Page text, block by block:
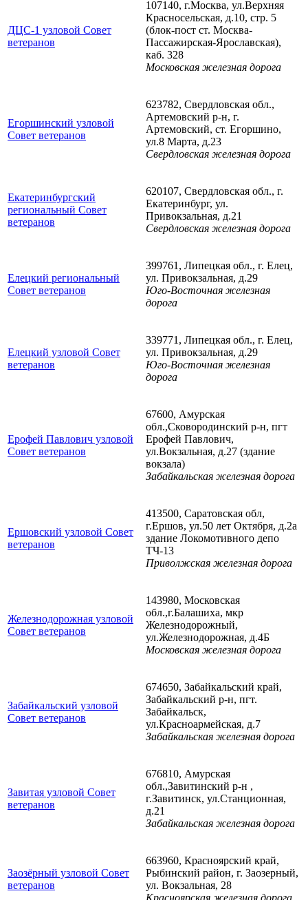
ДЦС-1 узловой Совет
ветеранов
107140, г.Москва, ул.Верхняя
Красносельская, д.10, стр. 5
(блок-пост ст. Москва-
Пассажирская-Ярославская),
каб. 328
Московская железная дорога
Егоршинский узловой
Совет ветеранов
623782, Свердловская обл.,
Артемовский р-н, г.
Артемовский, ст. Егоршино,
ул.8 Марта, д.23
Свердловская железная дорога
Екатеринбургский
региональный Совет
ветеранов
620107, Свердловская обл., г.
Екатеринбург, ул.
Привокзальная, д.21
Свердловская железная дорога
Елецкий региональный
Совет ветеранов
399761, Липецкая обл., г. Елец,
ул. Привокзальная, д.29
Юго-Восточная железная
дорога
Елецкий узловой Совет
ветеранов
339771, Липецкая обл., г. Елец,
ул. Привокзальная, д.29
Юго-Восточная железная
дорога
Ерофей Павлович узловой
Совет ветеранов
67600, Амурская
обл.,Сковородинский р-н, пгт
Ерофей Павлович,
ул.Вокзальная, д.27 (здание
вокзала)
Забайкальская железная дорога
Ершовский узловой Совет
ветеранов
413500, Саратовская обл,
г.Ершов, ул.50 лет Октября, д.2а
здание Локомотивного депо
ТЧ-13
Приволжская железная дорога
Железнодорожная узловой
Совет ветеранов
143980, Московская
обл.,г.Балашиха, мкр
Железнодорожный,
ул.Железнодорожная, д.4Б
Московская железная дорога
Забайкальский узловой
Совет ветеранов
674650, Забайкальский край,
Забайкальский р-н, пгт.
Забайкальск,
ул.Красноармейская, д.7
Забайкальская железная дорога
Завитая узловой Совет
ветеранов
676810, Амурская
обл.,Завитинский р-н ,
г.Завитинск, ул.Станционная,
д.21
Забайкальская железная дорога
Заозёрный узловой Совет
ветеранов
663960, Красноярский край,
Рыбинский район, г. Заозерный,
ул. Вокзальная, 28
Красноярская железная дорога